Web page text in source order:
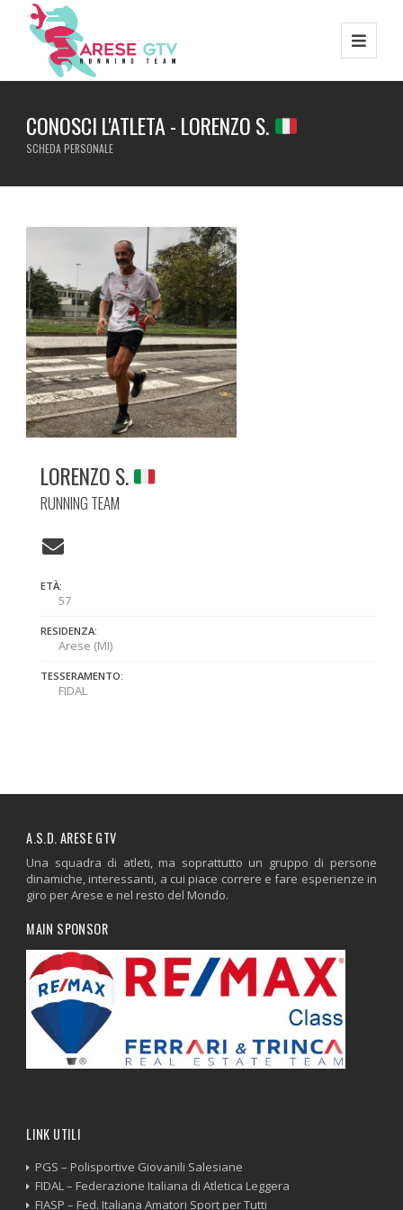
CONOSCI L'ATLETA - LORENZO S.
SCHEDA PERSONALE
LORENZO S.
RUNNING TEAM
ETÀ:
57
RESIDENZA:
Arese (MI)
TESSERAMENTO:
FIDAL
A.S.D. ARESE GTV
Una squadra di atleti, ma soprattutto un gruppo di persone
dinamiche, interessanti, a cui piace correre e fare esperienze in
giro per Arese e nel resto del Mondo.
MAIN SPONSOR
LINK UTILI
PGS – Polisportive Giovanili Salesiane
FIDAL – Federazione Italiana di Atletica Leggera
FIASP – Fed. Italiana Amatori Sport per Tutti